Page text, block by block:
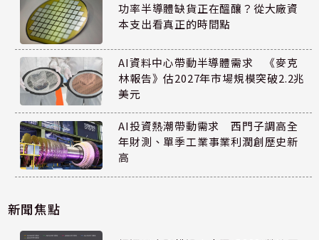
功率半導體缺貨正在醞釀？從大廠資
本支出看真正的時間點
AI資料中心帶動半導體需求 《麥克
林報告》估2027年市場規模突破2.2兆
美元
AI投資熱潮帶動需求 西門子調高全
年財測、單季工業事業利潤創歷史新
高
新聞焦點